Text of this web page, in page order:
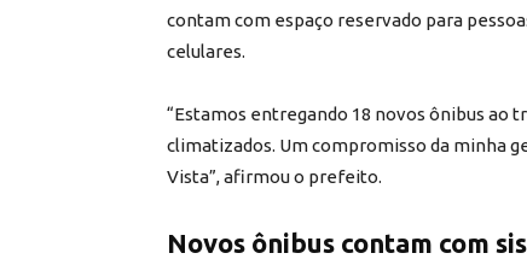
contam com espaço reservado para
celulares.
“Estamos entregando 18 novos ônibus ao
climatizados. Um compromisso da minha
Vista”, afirmou o prefeito.
Novos ônibus contam com